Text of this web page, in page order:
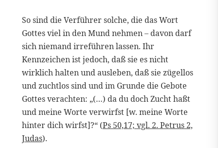
So sind die Verführer solche, die das Wort
Gottes viel in den Mund nehmen – davon darf
sich niemand irreführen lassen. Ihr
Kennzeichen ist jedoch, daß sie es nicht
wirklich halten und ausleben, daß sie zügellos
und zuchtlos sind und im Grunde die Gebote
Gottes verachten: „(…) da du doch Zucht haßt
und meine Worte verwirfst [w. meine Worte
hinter dich wirfst]?“ (Ps 50,17; vgl. 2. Petrus 2,
Judas).